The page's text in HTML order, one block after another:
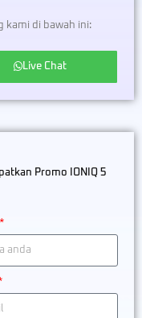
kami di bawah ini:
Live Chat
Promo IONIQ 5